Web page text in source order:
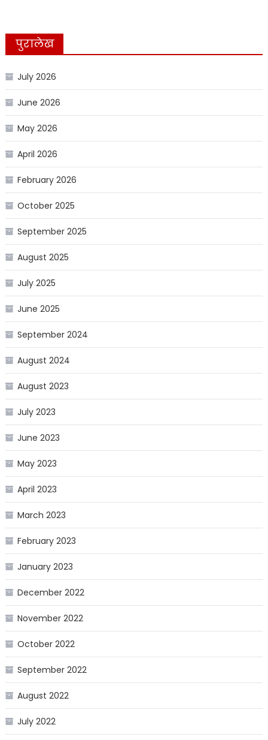
पुरालेख
July 2026
June 2026
May 2026
April 2026
February 2026
October 2025
September 2025
August 2025
July 2025
June 2025
September 2024
August 2024
August 2023
July 2023
June 2023
May 2023
April 2023
March 2023
February 2023
January 2023
December 2022
November 2022
October 2022
September 2022
August 2022
July 2022